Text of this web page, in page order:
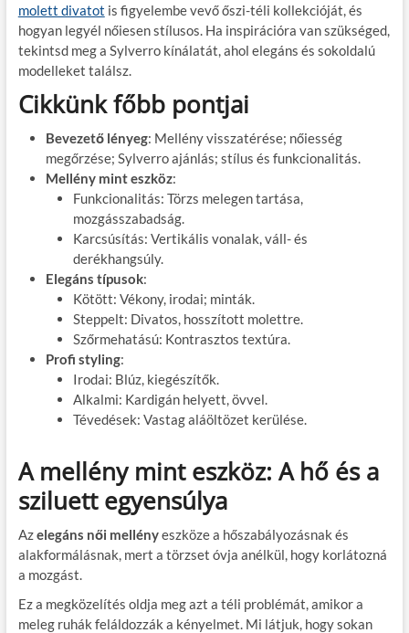
molett divatot is figyelembe vevő őszi-téli kollekcióját, és
hogyan legyél nőiesen stílusos. Ha inspirációra van szükséged,
tekintsd meg a Sylverro kínálatát, ahol elegáns és sokoldalú
modelleket találsz.
Cikkünk főbb pontjai
Bevezető lényeg: Mellény visszatérése; nőiesség
megőrzése; Sylverro ajánlás; stílus és funkcionalitás.
Mellény mint eszköz:
Funkcionalitás: Törzs melegen tartása,
mozgásszabadság.
Karcsúsítás: Vertikális vonalak, váll- és
derékhangsúly.
Elegáns típusok:
Kötött: Vékony, irodai; minták.
Steppelt: Divatos, hosszított molettre.
Szőrmehatású: Kontrasztos textúra.
Profi styling:
Irodai: Blúz, kiegészítők.
Alkalmi: Kardigán helyett, övvel.
Tévedések: Vastag aláöltözet kerülése.
A mellény mint eszköz: A hő és a
sziluett egyensúlya
Azelegáns női mellényeszköze a hőszabályozásnak és
alakformálásnak, mert a törzset óvja anélkül, hogy korlátozná
a mozgást.
Ez a megközelítés oldja meg azt a téli problémát, amikor a
meleg ruhák feláldozzák a kényelmet. Mi látjuk, hogy sokan